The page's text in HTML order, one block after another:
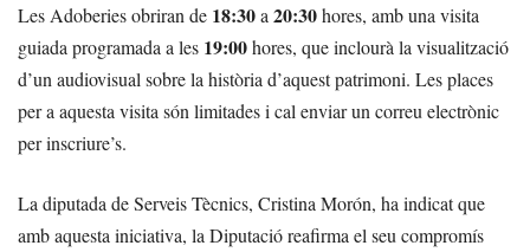
Les Adoberies obriran de 18:30a 20:30hores, amb una visita
guiada programada a les 19:00hores, que inclourà la visualització
d’un audiovisual sobre la història d’aquest patrimoni. Les places
per a aquesta visita són limitades i cal enviar un correu electrònic
per inscriure’s.
La diputada de Serveis Tècnics, Cristina Morón, ha indicat que
amb aquesta iniciativa, la Diputació reafirma el seu compromís